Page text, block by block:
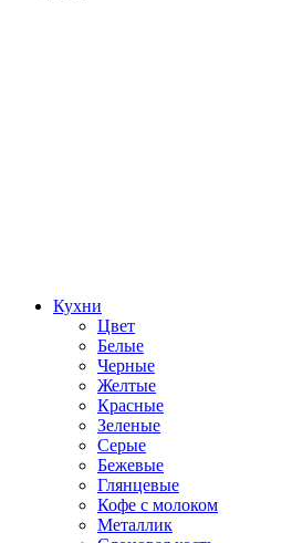
Кухни
Цвет
Белые
Черные
Желтые
Красные
Зеленые
Серые
Бежевые
Глянцевые
Кофе с молоком
Металлик